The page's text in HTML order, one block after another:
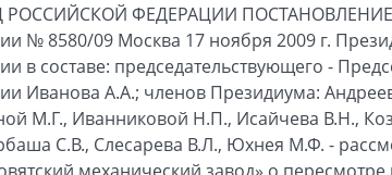
ФЕДЕРАЦИИ ПОСТАНОВЛЕНИЕ
№ 8580/09 Москва 17 ноября 2009 г.
в составе: председательствующего -
Иванова А.А.; членов Президиума:
М.Г., Иванниковой Н.П., Исайчева В.Н.,
С.В., Слесарева В.Л., Юхнея М.Ф. -